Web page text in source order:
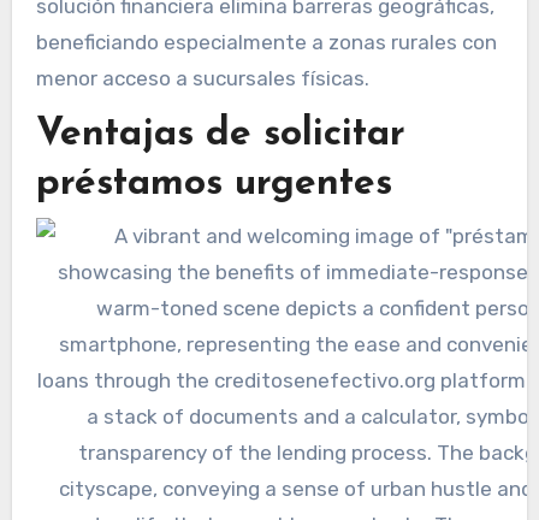
solución financiera elimina barreras geográficas,
beneficiando especialmente a zonas rurales con
menor acceso a sucursales físicas.
Ventajas de solicitar
préstamos urgentes